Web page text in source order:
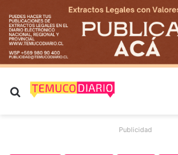
Buscar por
Publicidad